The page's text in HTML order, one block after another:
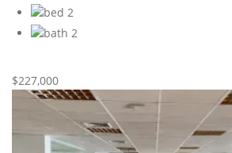
2
2
$227,000